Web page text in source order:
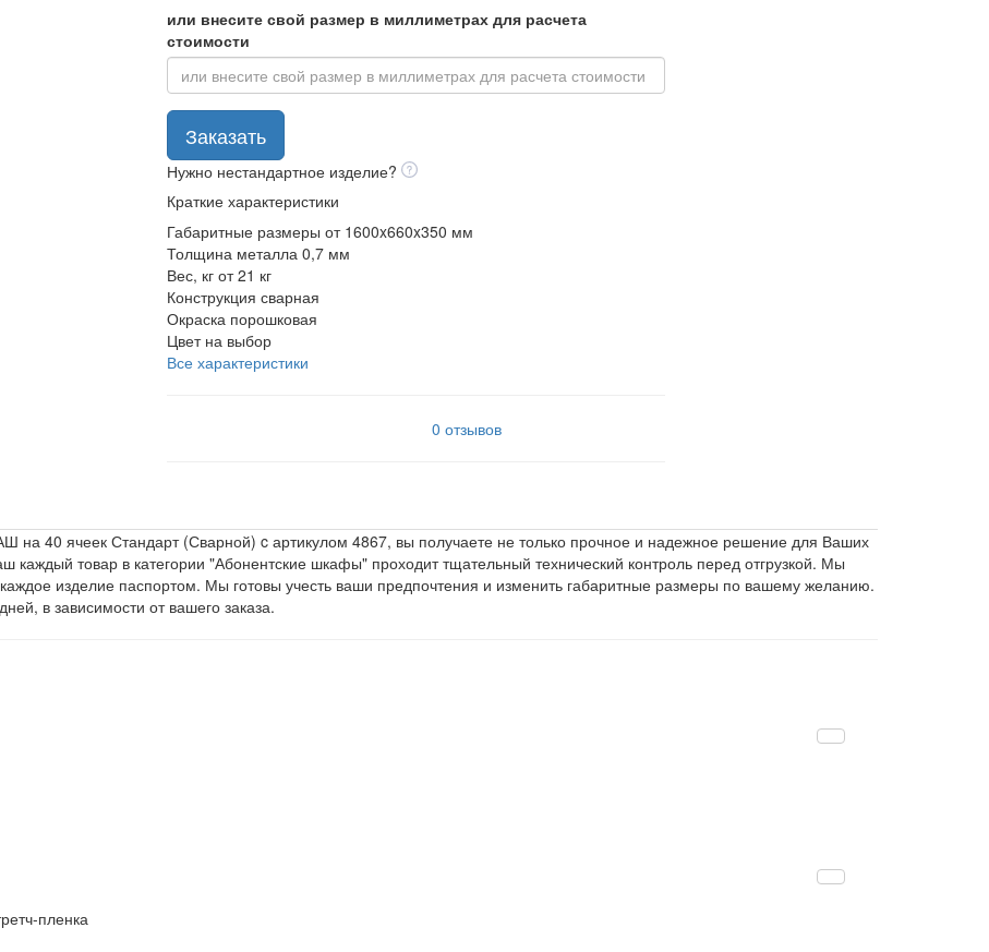
или внесите свой размер в миллиметрах для расчета
стоимости
Заказать
Нужно нестандартное изделие?
Краткие характеристики
Габаритные размеры от 1600x660x350 мм
Толщина металла 0,7 мм
Вес, кг от 21 кг
Конструкция сварная
Окраска порошковая
Цвет на выбор
Все характеристики
0 отзывов
на 40 ячеек Стандарт (Сварной) c артикулом 4867, вы получаете не только прочное и надежное решение для Ваших
каждый товар в категории "Абонентские шкафы" проходит тщательный технический контроль перед отгрузкой. Мы
изделие паспортом. Мы готовы учесть ваши предпочтения и изменить габаритные размеры по вашему желанию.
в зависимости от вашего заказа.
пленка